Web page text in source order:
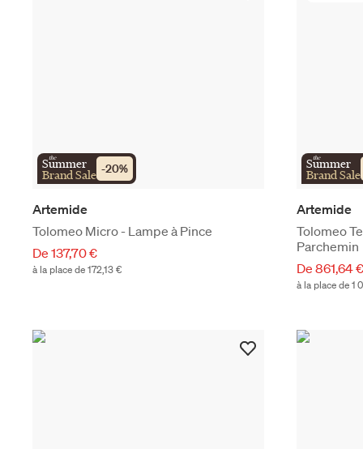
the
Summer
Brand Sale -20%
Artemide
Tolomeo Micro - Lampe à Pince
De 137,70 €
à la place de 172,13 €
the
Summer
Brand Sale
Artemide
Tolomeo
Parchemin
De 861,64 €
à la place de 1